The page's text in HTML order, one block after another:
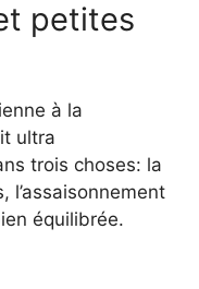
petites
à la
ultra
trois choses: la
l’assaisonnement
équilibrée.